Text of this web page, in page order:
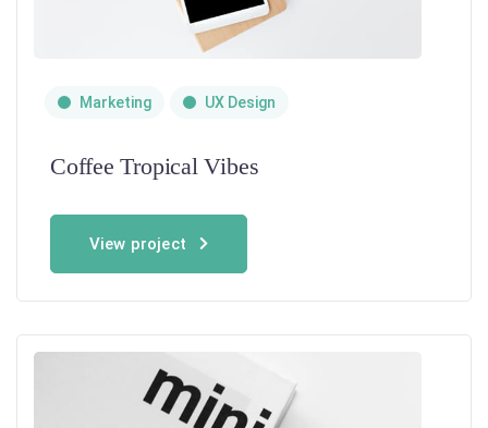
Marketing UX Design
Coffee Tropical Vibes
View project